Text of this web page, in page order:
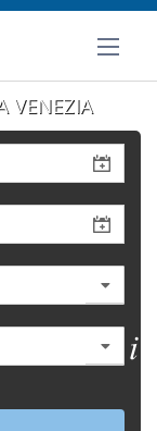
VENEZIA